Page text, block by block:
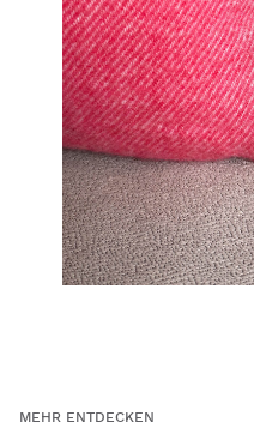
MEHR ENTDECKEN